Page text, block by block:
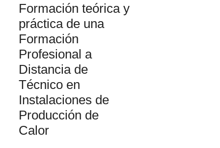
Formación teórica y
práctica de una
Formación
Profesional a
Distancia de
Técnico en
Instalaciones de
Producción de
Calor